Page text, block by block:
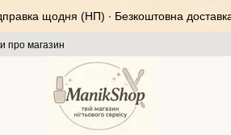
щодня (НП) ∙ Безкоштовна
про магазин